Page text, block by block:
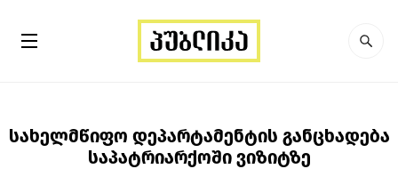
სახელმწიფო დეპარტამენტის განცხადება
საპატრიარქოში ვიზიტზე